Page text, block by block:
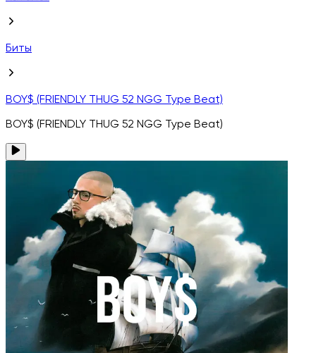
Биты
BOY$ (FRIENDLY THUG 52 NGG Type Beat)
BOY$ (FRIENDLY THUG 52 NGG Type Beat)